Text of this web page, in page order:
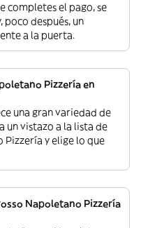
completes el pago, se
después, un
a la puerta.
Pizzería en
una gran variedad de
un vistazo a la lista de
y elige lo que
Napoletano Pizzería